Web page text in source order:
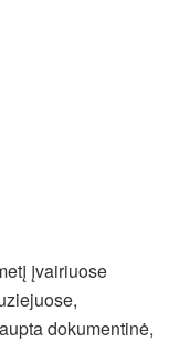
įvairiuose
dokumentinė,